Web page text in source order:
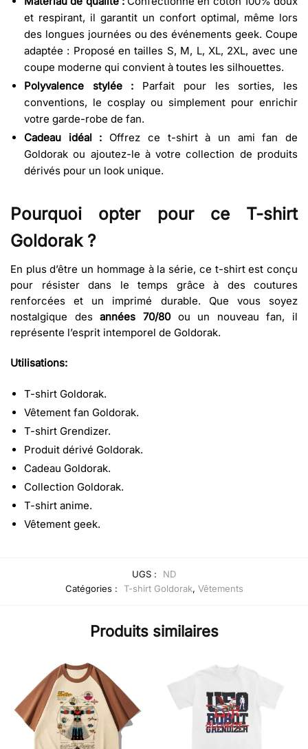
et respirant, il garantit un confort optimal, même lors
des longues journées ou des événements geek. Coupe
adaptée : Proposé en tailles S, M, L, XL, 2XL, avec une
coupe moderne qui convient à toutes les silhouettes.
Polyvalence stylée : Parfait pour les sorties, les
conventions, le cosplay ou simplement pour enrichir
votre garde-robe de fan.
Cadeau idéal : Offrez ce t-shirt à un ami fan de
Goldorak ou ajoutez-le à votre collection de produits
dérivés pour un look unique.
Pourquoi opter pour ce T-shirt
Goldorak ?
En plus d’être un hommage à la série, ce t-shirt est conçu
pour résister dans le temps grâce à des coutures
renforcées et un imprimé durable. Que vous soyez
nostalgique desannées 70/80ou un nouveau fan, il
représente l’esprit intemporel de Goldorak.
Utilisations:
T-shirt Goldorak.
Vêtement fan Goldorak.
T-shirt Grendizer.
Produit dérivé Goldorak.
Cadeau Goldorak.
Collection Goldorak.
T-shirt anime.
Vêtement geek.
UGS :
ND
Catégories :
T-shirt Goldorak, Vêtements
Produits similaires